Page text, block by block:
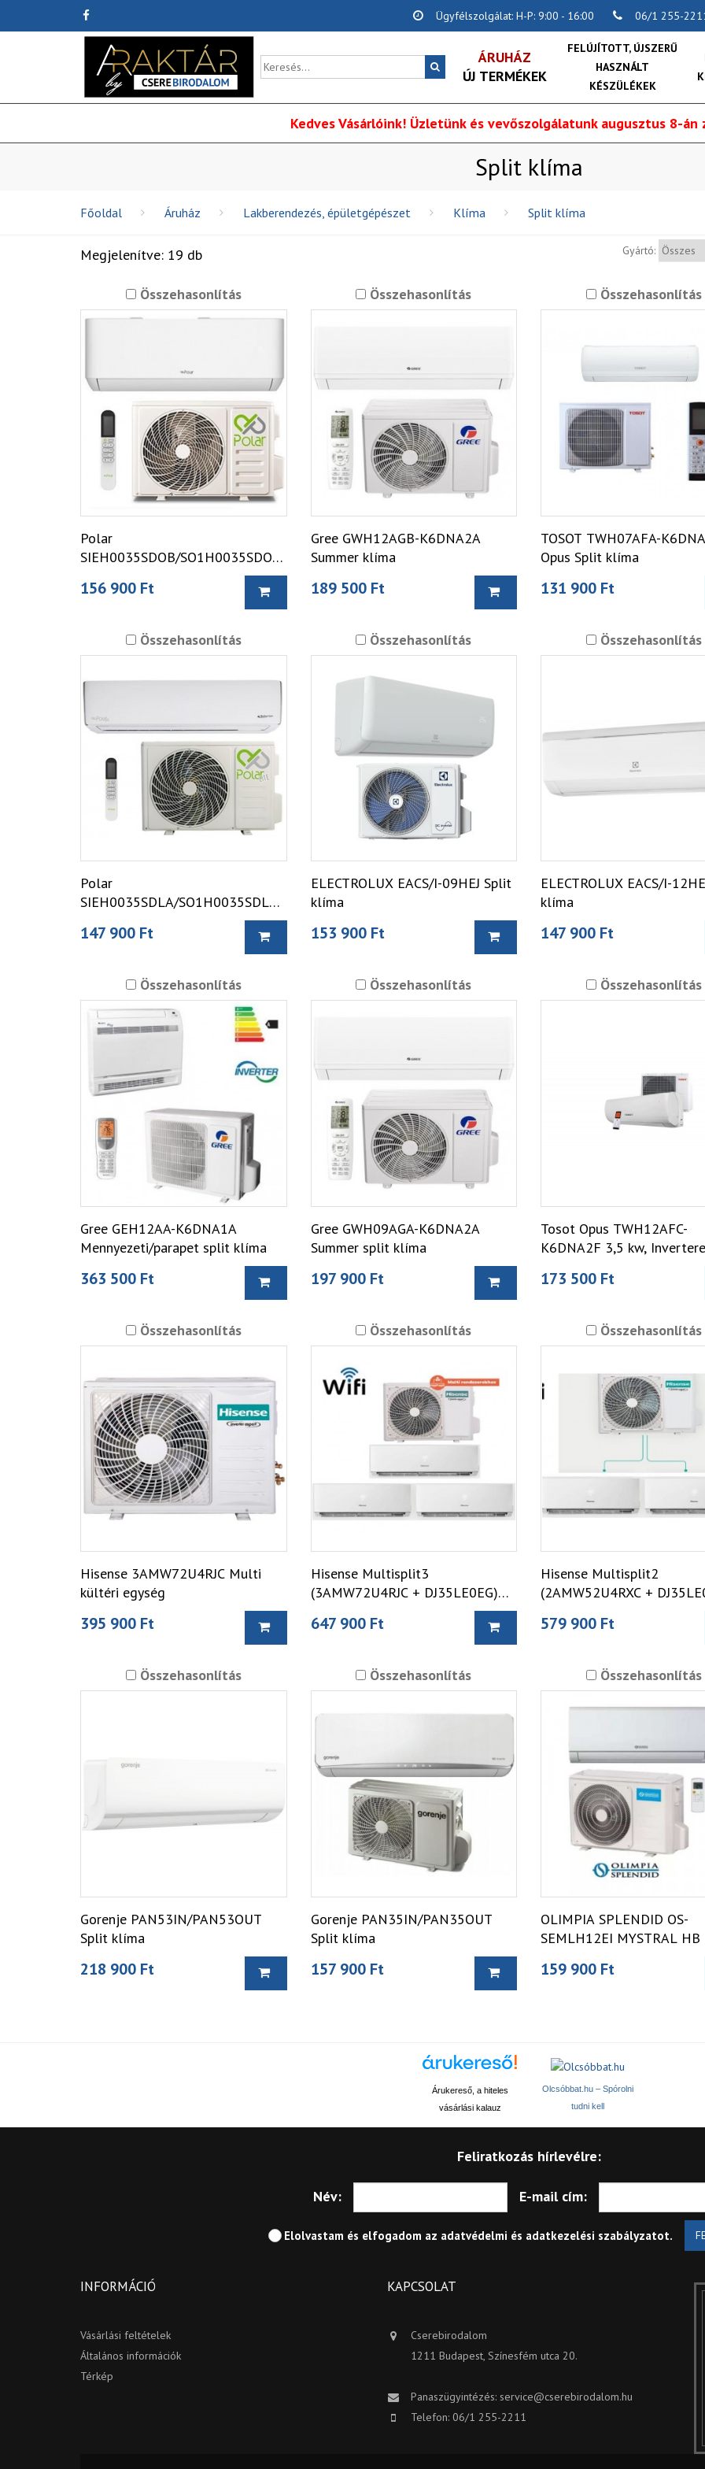
Ügyfélszolgálat: H-P: 9:00 - 16:00 06/1 255-
ÁRUHÁZ
ÚJ TERMÉKEK
FELÚJÍTOTT, ÚJSZERŰ
HASZNÁLT
KÉSZÜLÉKEK
Kedves Vásárlóink! Üzletünk és vevőszolgálatunk augusztus 8-
Split klíma
Főoldal Áruház Lakberendezés, épületgépészet Klíma Split klíma
Megjelenítve: 19 db Gyártó:
Összehasonlítás
Polar
SIEH0035SDOB/SO1H0035SDOB
156 900 Ft
Összehasonlítás
Gree GWH12AGB-K6DNA2A
Summer klíma
189 500 Ft
Összehasonlítás
TOSOT TWH07AFA-
Opus Split klíma
131 900 Ft
Összehasonlítás
Polar
SIEH0035SDLA/SO1H0035SDLA
147 900 Ft
Összehasonlítás
ELECTROLUX EACS/I-09HEJ Split
klíma
153 900 Ft
Összehasonlítás
ELECTROLUX EACS/I-
klíma
147 900 Ft
Összehasonlítás
Gree GEH12AA-K6DNA1A
Mennyezeti/parapet split klíma
363 500 Ft
Összehasonlítás
Gree GWH09AGA-K6DNA2A
Summer split klíma
197 900 Ft
Összehasonlítás
Tosot Opus TWH12AFC-
K6DNA2F 3,5 kw,
173 500 Ft
Összehasonlítás
Hisense 3AMW72U4RJC Multi
kültéri egység
395 900 Ft
Összehasonlítás
Hisense Multisplit3
(3AMW72U4RJC + DJ35LE0EG)
647 900 Ft
Összehasonlítás
Hisense Multisplit2
(2AMW52U4RXC +
579 900 Ft
Összehasonlítás
Gorenje PAN53IN/PAN53OUT
Split klíma
218 900 Ft
Összehasonlítás
Gorenje PAN35IN/PAN35OUT
Split klíma
157 900 Ft
Összehasonlítás
OLIMPIA SPLENDID OS-
SEMLH12EI MYSTRAL HB
159 900 Ft
Árukereső, a hiteles
vásárlási kalauz
Olcsóbbat.hu – Spórolni
tudni kell
Feliratkozás hírlevélre:
Név: E-mail cím:
Elolvastam és elfogadom az adatvédelmi és adatkezelési szabályzatot.
INFORMÁCIÓ
Vásárlási feltételek
Általános információk
Térkép
KAPCSOLAT
Cserebirodalom
1211 Budapest, Színesfém utca 20.
Panaszügyintézés: service@cserebirodalom.hu
Telefon: 06/1 255-2211